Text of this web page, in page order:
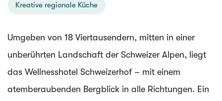
Kreative regionale Küche
Umgeben von 18 Viertausendern, mitten in einer
unberührten Landschaft der Schweizer Alpen, liegt
das Wellnesshotel Schweizerhof – mit einem
atemberaubenden Bergblick in alle Richtungen. Ein